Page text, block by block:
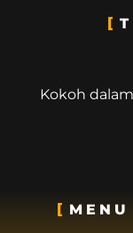
Kokoh
MENU